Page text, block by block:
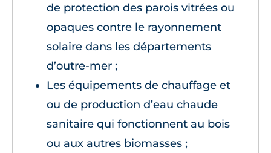
de protection des parois vitrées ou
opaques contre le rayonnement
solaire dans les départements
d’outre-mer ;
Les équipements de chauffage et
ou de production d’eau chaude
sanitaire qui fonctionnent au bois
ou aux autres biomasses ;